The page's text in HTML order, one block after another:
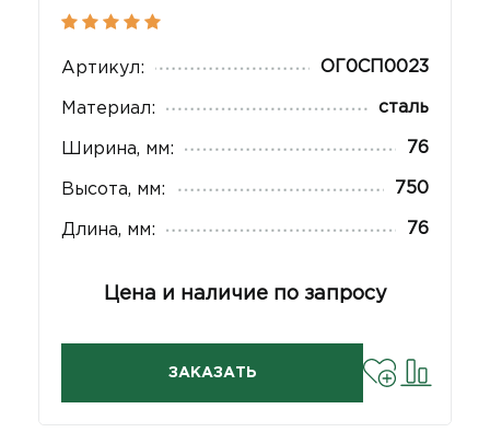
Артикул: ОГ0СП0023
Материал: сталь
Ширина, мм: 76
Высота, мм: 750
Длина, мм: 76
Цена и наличие по запросу
ЗАКАЗАТЬ